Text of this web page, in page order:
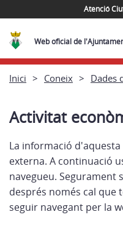
Atenció
Web oficial de
Inici Coneix Dades
Activitat
La informació
externa. A continuació
navegueu. Segurament
després només cal que
seguir navegant per la